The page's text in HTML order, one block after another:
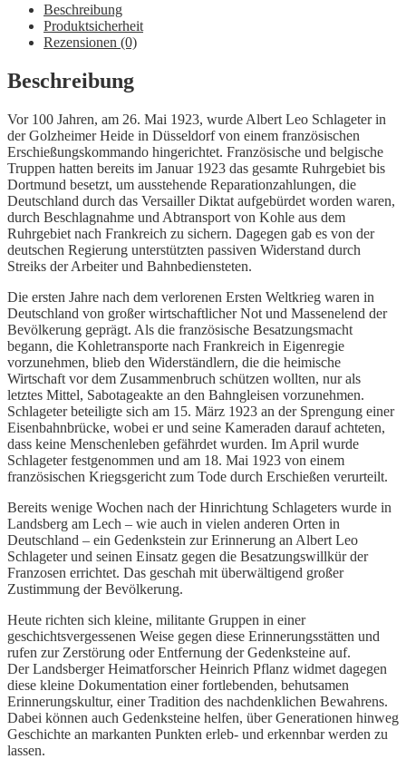
Beschreibung
Produktsicherheit
Rezensionen (0)
Beschreibung
Vor 100 Jahren, am 26. Mai 1923, wurde Albert Leo Schlageter in
der Golzheimer Heide in Düsseldorf von einem französischen
Erschießungskommando hingerichtet. Französische und belgische
Truppen hatten bereits im Januar 1923 das gesamte Ruhrgebiet bis
Dortmund besetzt, um ausstehende Reparationzahlungen, die
Deutschland durch das Versailler Diktat aufgebürdet worden waren,
durch Beschlagnahme und Abtransport von Kohle aus dem
Ruhrgebiet nach Frankreich zu sichern. Dagegen gab es von der
deutschen Regierung unterstützten passiven Widerstand durch
Streiks der Arbeiter und Bahnbediensteten.
Die ersten Jahre nach dem verlorenen Ersten Weltkrieg waren in
Deutschland von großer wirtschaftlicher Not und Massenelend der
Bevölkerung geprägt. Als die französische Besatzungsmacht
begann, die Kohletransporte nach Frankreich in Eigenregie
vorzunehmen, blieb den Widerständlern, die die heimische
Wirtschaft vor dem Zusammenbruch schützen wollten, nur als
letztes Mittel, Sabotageakte an den Bahngleisen vorzunehmen.
Schlageter beteiligte sich am 15. März 1923 an der Sprengung einer
Eisenbahnbrücke, wobei er und seine Kameraden darauf achteten,
dass keine Menschenleben gefährdet wurden. Im April wurde
Schlageter festgenommen und am 18. Mai 1923 von einem
französischen Kriegsgericht zum Tode durch Erschießen verurteilt.
Bereits wenige Wochen nach der Hinrichtung Schlageters wurde in
Landsberg am Lech – wie auch in vielen anderen Orten in
Deutschland – ein Gedenkstein zur Erinnerung an Albert Leo
Schlageter und seinen Einsatz gegen die Besatzungswillkür der
Franzosen errichtet. Das geschah mit überwältigend großer
Zustimmung der Bevölkerung.
Heute richten sich kleine, militante Gruppen in einer
geschichtsvergessenen Weise gegen diese Erinnerungsstätten und
rufen zur Zerstörung oder Entfernung der Gedenksteine auf.
Der Landsberger Heimatforscher Heinrich Pflanz widmet dagegen
diese kleine Dokumentation einer fortlebenden, behutsamen
Erinnerungskultur, einer Tradition des nachdenklichen Bewahrens.
Dabei können auch Gedenksteine helfen, über Generationen hinweg
Geschichte an markanten Punkten erleb- und erkennbar werden zu
lassen.